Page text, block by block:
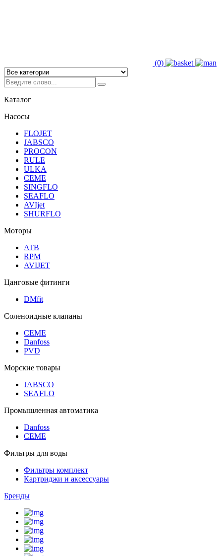
(0)
Каталог
Насосы
FLOJET
JABSCO
PROCON
RULE
ULKA
CEME
SINGFLO
SEAFLO
AVIjet
SHURFLO
Моторы
ATB
RPM
AVIJET
Цанговые фитинги
DMfit
Соленоидные клапаны
CEME
Danfoss
PVD
Морские товары
JABSCO
SEAFLO
Промышленная автоматика
Danfoss
CEME
Фильтры для воды
Фильтры комплект
Картриджи и аксессуары
Бренды